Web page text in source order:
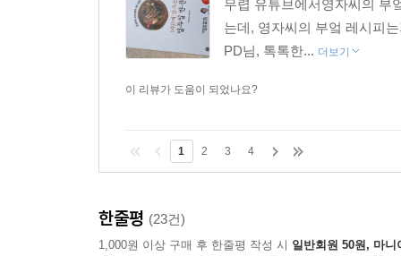
무렵 유튜브에서영자씨의 부
는데, 영자씨의 부엌 레시피
PD님, 톡톡한... 더보기
이 리뷰가 도움이 되었나요?
1 2 3 4
한줄평 (23건)
1,000원 이상 구매 후 한줄평 작성 시 일반회원 50원, 마니